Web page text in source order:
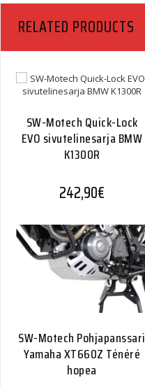
Strom
Kawasaki
KLV
1000
RELATED PRODUCTS
SW-Motech Quick-Lock
EVO sivutelinesarja BMW
K1300R
242,90€
SW-Motech Pohjapanssari
Yamaha XT660Z Ténéré
hopea